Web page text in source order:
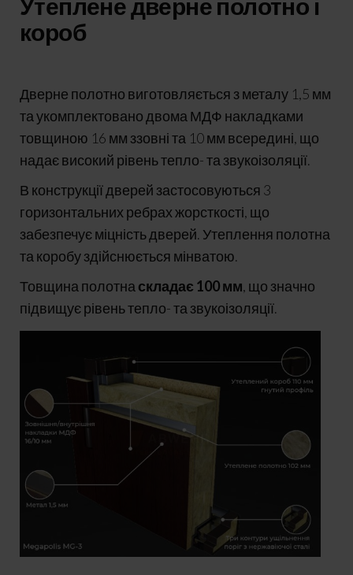
Утеплене дверне полотно і
короб
Дверне полотно виготовляється з металу 1,5 мм
та укомплектовано двома МДФ накладками
товщиною 16 мм ззовні та 10 мм всередині, що
надає високий рівень тепло- та звукоізоляції.
В конструкції дверей застосовуються 3
горизонтальних ребрах жорсткості, що
забезпечує міцність дверей. Утеплення полотна
та коробу здійснюється мінватою.
Товщина полотна складає 100 мм, що значно
підвищує рівень тепло- та звукоізоляції.